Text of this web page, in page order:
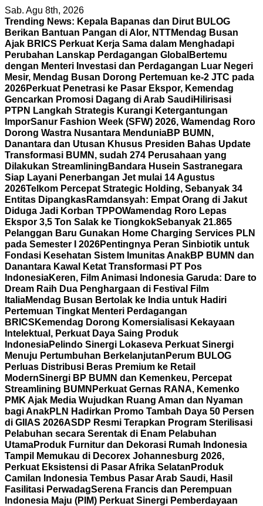
Skip
to
content
Sab. Agu 8th, 2026
Trending News: Kepala Bapanas dan Dirut BULOG
Berikan Bantuan Pangan di Alor, NTTMendag Busan
Ajak BRICS Perkuat Kerja Sama dalam Menghadapi
Perubahan Lanskap Perdagangan Global Bertemu
dengan Menteri Investasi dan Perdagangan Luar Negeri
Mesir, Mendag Busan Dorong Pertemuan ke-2 JTC pada
2026Perkuat Penetrasi ke Pasar Ekspor, Kemendag
Gencarkan Promosi Dagang di Arab SaudiHilirisasi
PTPN Langkah Strategis Kurangi Ketergantungan
ImporSanur Fashion Week (SFW) 2026, Wamendag Roro
Dorong Wastra Nusantara MenduniaBP BUMN,
Danantara dan Utusan Khusus Presiden Bahas Update
Transformasi BUMN, sudah 274 Perusahaan yang
Dilakukan Streamlining Bandara Husein Sastranegara
Siap Layani Penerbangan Jet mulai 14 Agustus
2026Telkom Percepat Strategic Holding, Sebanyak 34
Entitas DipangkasRamdansyah: Empat Orang di Jakut
Diduga Jadi Korban TPPOWamendag Roro Lepas
Ekspor 3,5 Ton Salak ke TiongkokSebanyak 21.865
Pelanggan Baru Gunakan Home Charging Services PLN
pada Semester I 2026Pentingnya Peran Sinbiotik untuk
Fondasi Kesehatan Sistem Imunitas AnakBP BUMN dan
Danantara Kawal Ketat Transformasi PT Pos
IndonesiaKeren, Film Animasi Indonesia Garuda: Dare to
Dream Raih Dua Penghargaan di Festival Film
ItaliaMendag Busan Bertolak ke India untuk Hadiri
Pertemuan Tingkat Menteri Perdagangan
BRICS Kemendag Dorong Komersialisasi Kekayaan
Intelektual, Perkuat Daya Saing Produk
IndonesiaPelindo Sinergi Lokaseva Perkuat Sinergi
Menuju Pertumbuhan Berkelanjutan Perum BULOG
Perluas Distribusi Beras Premium ke Retail
ModernSinergi BP BUMN dan Kemenkeu, Percepat
Streamlining BUMN Perkuat Gernas RANA, Kemenko
PMK Ajak Media Wujudkan Ruang Aman dan Nyaman
bagi AnakPLN Hadirkan Promo Tambah Daya 50 Persen
di GIIAS 2026ASDP Resmi Terapkan Program Sterilisasi
Pelabuhan secara Serentak di Enam Pelabuhan
UtamaProduk Furnitur dan Dekorasi Rumah Indonesia
Tampil Memukau di Decorex Johannesburg 2026,
Perkuat Eksistensi di Pasar Afrika Selatan Produk
Camilan Indonesia Tembus Pasar Arab Saudi, Hasil
Fasilitasi PerwadagSerena Francis dan Perempuan
Indonesia Maju (PIM) Perkuat Sinergi Pemberdayaan